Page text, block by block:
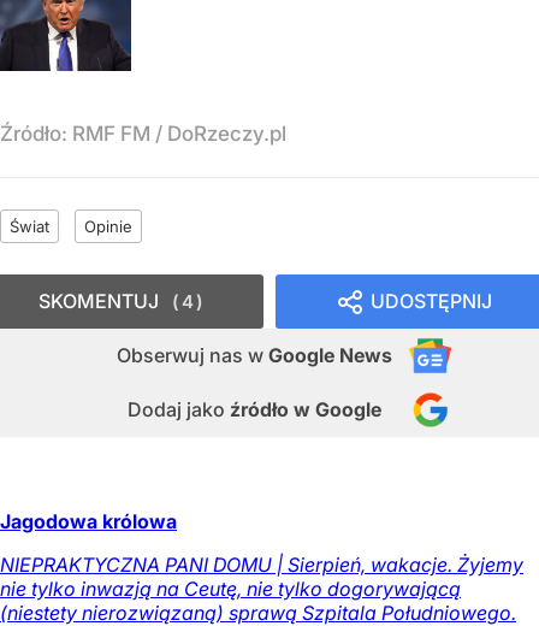
Źródło: RMF FM / DoRzeczy.pl
Świat Opinie
UDOSTĘPNIJ
Obserwuj nas w Google News
Dodaj jako źródło w Google
SKOMENTUJ 4
Jagodowa królowa
NIEPRAKTYCZNA PANI DOMU | Sierpień, wakacje. Żyjemy
nie tylko inwazją na Ceutę, nie tylko dogorywającą
(niestety nierozwiązaną) sprawą Szpitala Południowego.